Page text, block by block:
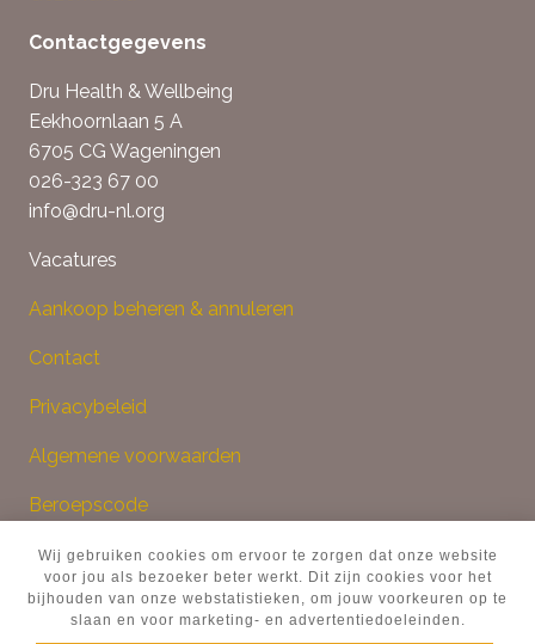
Contactgegevens
Dru Health & Wellbeing
Eekhoornlaan 5 A
6705 CG Wageningen
026-323 67 00
info@dru-nl.org
Vacatures
Aankoop beheren & annuleren
Contact
Privacybeleid
Algemene voorwaarden
Beroepscode
Klachtenprocedure
Wij gebruiken cookies om ervoor te zorgen dat onze website
voor jou als bezoeker beter werkt. Dit zijn cookies voor het
bijhouden van onze webstatistieken, om jouw voorkeuren op te
slaan en voor marketing- en advertentiedoeleinden.